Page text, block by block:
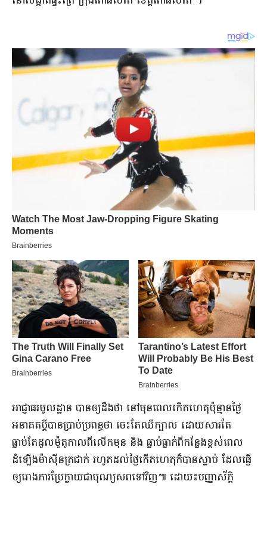
​អាជ្ញាធរ​មូលដ្ឋាន បាន​ឲ្យ​ដឹងថា នៅ​មុនពេល​កើតហេតុ​ប៉ុន្មាន​ថ្ងៃ
អនាគត​ប្ដី​បាន​ប្រាប់​ប្រពន្ធ​ថា ចេះតែ​ឈី​ក្បាល ដោយសារតែ​
ធ្លាប់តែ​ដួល​ម៉ូតូ​កាលពី​លើក​មុន និង ធ្លាប់​ធ្លាក់​ពី​កន្លែង​ខ្ពស់​ពេល​
ដំឡើង​ម៉ាស៊ីនត្រជាក់ រហូតដល់​ថ្ងៃកើតហេតុ​ក៏បាន​ស្លាប់ ដែល​ធ្វើ​
ឲ្យ​រោងការ​ប្រែក្លាយជា​បុណ្យសព​ទៅវិញ​៕ ដោយ​៖​បញ្ញា​ស័ក្តិ​